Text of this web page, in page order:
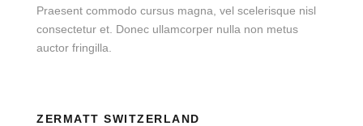
Praesent commodo cursus magna, vel scelerisque nisl
consectetur et. Donec ullamcorper nulla non metus
auctor fringilla.
ZERMATT SWITZERLAND